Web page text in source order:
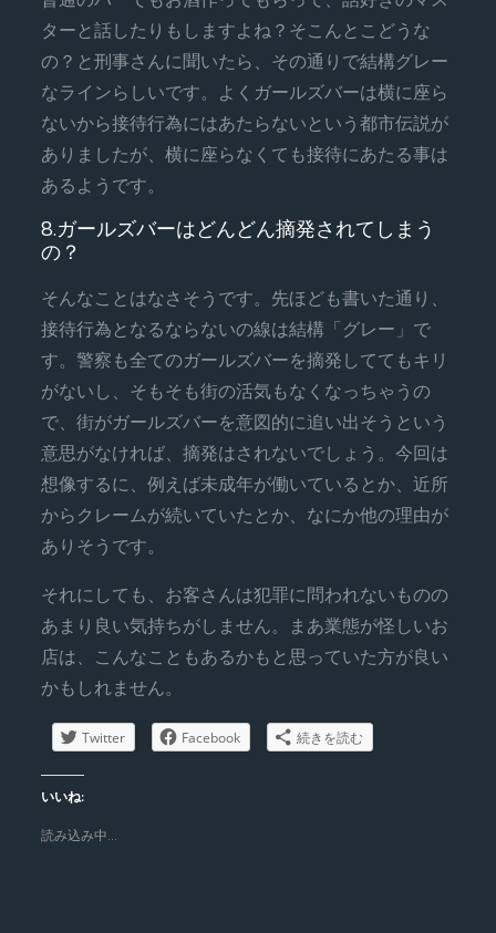
ターと話したりもしますよね？そこんとこどうな
の？と刑事さんに聞いたら、その通りで結構グレー
なラインらしいです。よくガールズバーは横に座ら
ないから接待行為にはあたらないという都市伝説が
ありましたが、横に座らなくても接待にあたる事は
あるようです。
8.ガールズバーはどんどん摘発されてしまう
の？
そんなことはなさそうです。先ほども書いた通り、
接待行為となるならないの線は結構「グレー」で
す。警察も全てのガールズバーを摘発しててもキリ
がないし、そもそも街の活気もなくなっちゃうの
で、街がガールズバーを意図的に追い出そうという
意思がなければ、摘発はされないでしょう。今回は
想像するに、例えば未成年が働いているとか、近所
からクレームが続いていたとか、なにか他の理由が
ありそうです。
それにしても、お客さんは犯罪に問われないものの
あまり良い気持ちがしません。まあ業態が怪しいお
店は、こんなこともあるかもと思っていた方が良い
かもしれません。
Twitter Facebook 続きを読む
いいね:
読み込み中…